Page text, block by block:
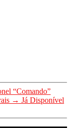
“Comando”
→ Já Disponível